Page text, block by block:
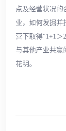
点及经营状况的
业，如何发掘并
营下取得“1+1＞
与其他产业共赢
花明。